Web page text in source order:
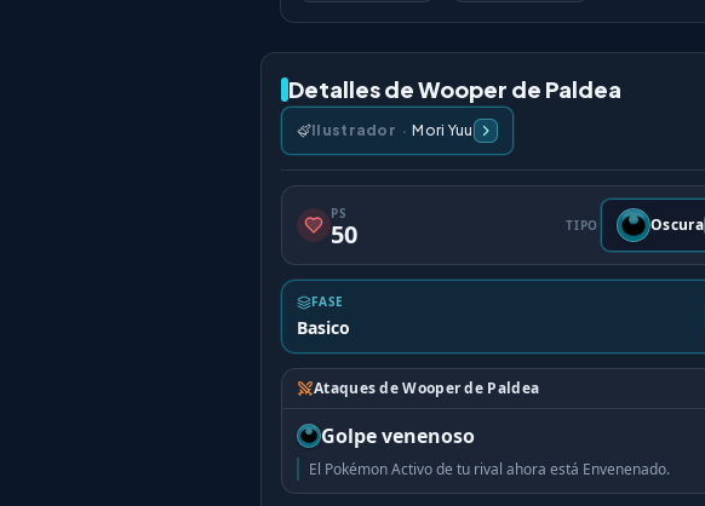
Detalles de Wooper de Paldea
Ilustrador · Mori Yuu
PS
50 TIPO Oscura
FASE
Basico
Ataques de Wooper de Paldea
Golpe venenoso
El Pokémon Activo de tu rival ahora está Envenenado.